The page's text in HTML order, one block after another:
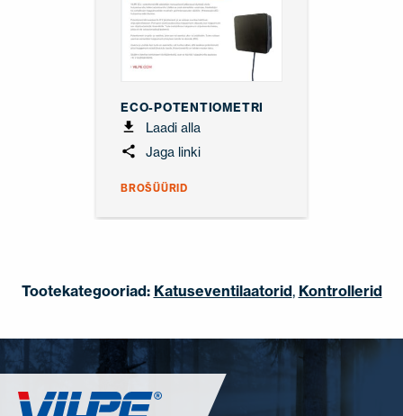
ECO-POTENTIOMETRI
Laadi alla
Jaga linki
BROŠÜÜRID
Tootekategooriad: Katuseventilaatorid, Kontrollerid